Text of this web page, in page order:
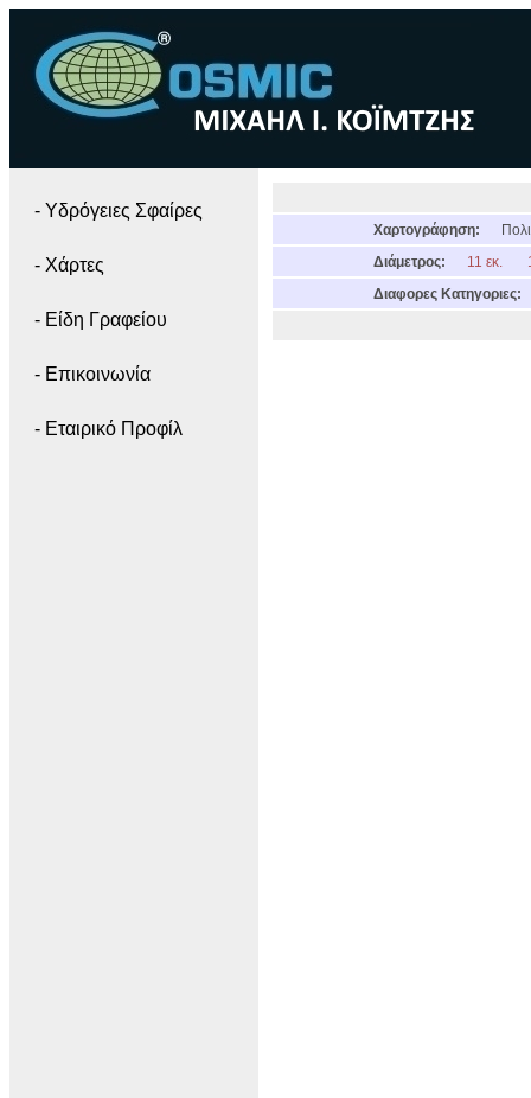
- Yδρόγειες Σφαίρες
- Χάρτες
- Είδη Γραφείου
- Επικοινωνία
- Εταιρικό Προφίλ
Χαρτογράφηση:
Διάμετρος:
11 εκ.
Διαφορες Κατηγοριες: